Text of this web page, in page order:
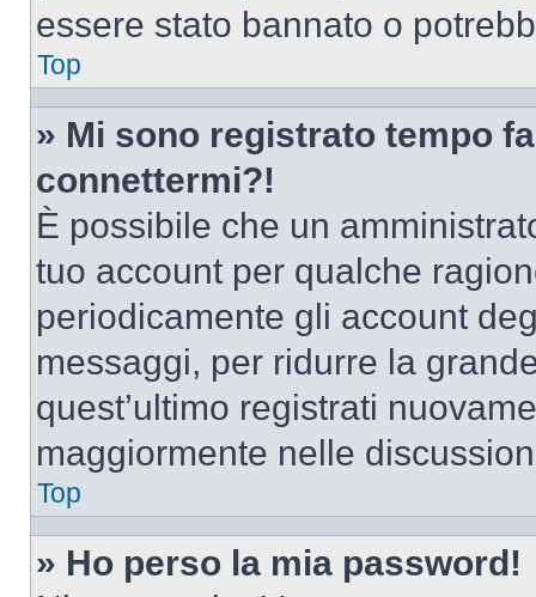
essere stato bannato o
Top
» Mi sono registrato tempo
connettermi?!
È possibile che un
tuo account per qualche
periodicamente gli account
messaggi, per ridurre la
quest’ultimo registrati
maggiormente nelle
Top
» Ho perso la mia password!